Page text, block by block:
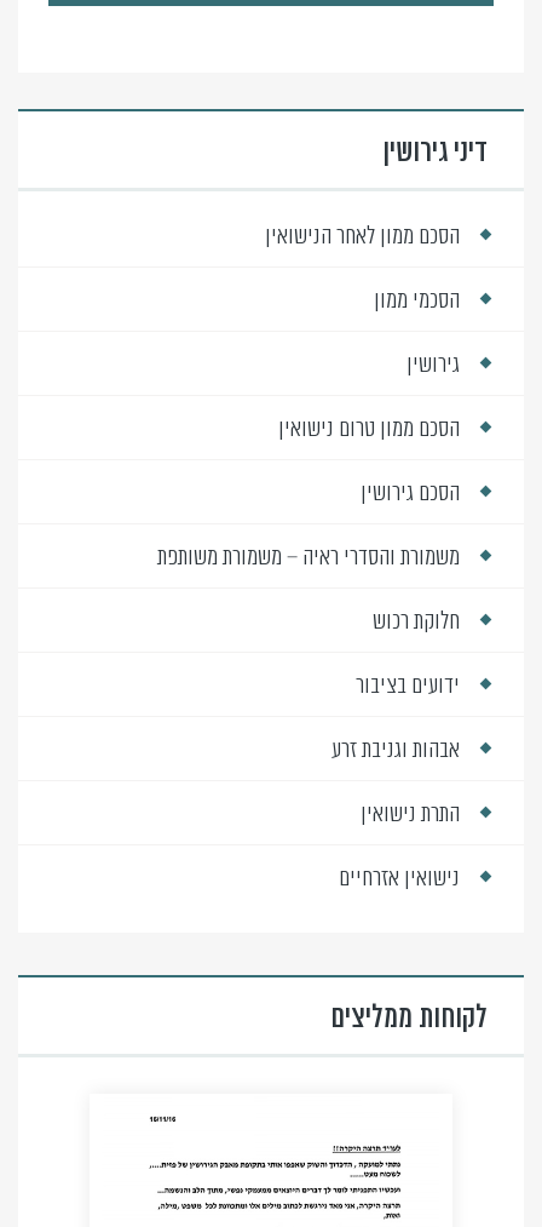
דיני גירושין
הסכם ממון לאחר הנישואין
הסכמי ממון
גירושין
הסכם ממון טרום נישואין
הסכם גירושין
משמורת והסדרי ראיה – משמורת משותפת
חלוקת רכוש
ידועים בציבור
אבהות וגניבת זרע
התרת נישואין
נישואין אזרחיים
לקוחות ממליצים